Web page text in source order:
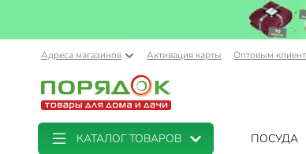
Адреса магазинов Активация карты Оптовым
КАТАЛОГ ТОВАРОВ ПОСУДА